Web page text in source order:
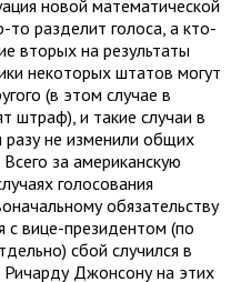
новой математической
то разделит голоса, а кто-
вторых на результаты
некоторых штатов могут
(в этом случае в
штраф), и такие случаи в
разу не изменили общих
за американскую
голосования
обязательству
с вице-президентом (по
сбой случился в
Джонсону на этих